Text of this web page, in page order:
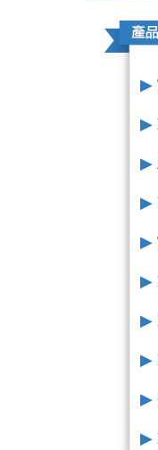
▶︎
▶︎
▶︎
▶︎
▶︎
▶︎
▶︎
▶︎
▶︎
▶︎